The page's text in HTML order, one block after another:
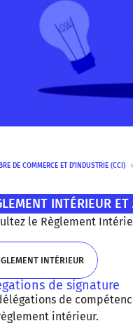
DE COMMERCE ET D'INDUSTRIE (CCI)
INTÉRIEUR ET
le Règlement
INTÉRIEUR
INTÉRIEUR
de signature
de
intérieur.